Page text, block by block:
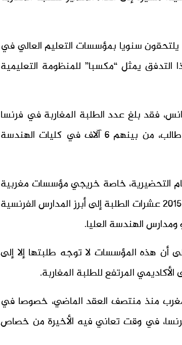
سنويا بمؤسسات التعليم العالي في
يمثل “مكسبا” للمنظومة التعليمية
فقد بلغ عدد الطلبة المغاربة في فرنسا
خلال الموسم الجامعي 2024-2025 نحو 42 ألف طالب، من بينهم 6 آلاف في كليات الهندسة
التحضيرية، خاصة خريجي مؤسسات مغربية
نخبوية مثل ثانوية التميز ببنجرير، التي أرسلت منذ 2015 عشرات الطلبة إلى أبرز المدارس الفرنسية
الهندسة العليا.
أن هذه المؤسسات لا توجه طلبتها إلا إلى
منذ منتصف العقد الماضي، خصوصا في
في وقت تعاني فيه الأخيرة من خصاص